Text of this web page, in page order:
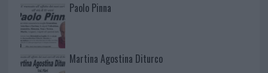
Paolo Pinna
Martina Agostina Diturco